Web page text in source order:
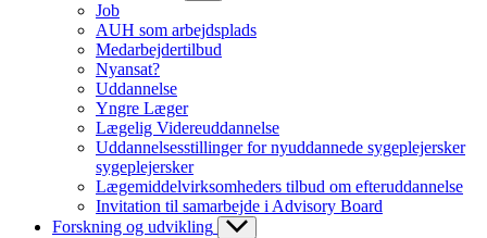
Job
AUH som arbejdsplads
Medarbejdertilbud
Nyansat?
Uddannelse
Yngre Læger
Lægelig Videreuddannelse
Uddannelsesstillinger for nyuddannede sygeplejersker
sygeplejersker
Lægemiddelvirksomheders tilbud om efteruddannelse
Invitation til samarbejde i Advisory Board
Forskning og udvikling